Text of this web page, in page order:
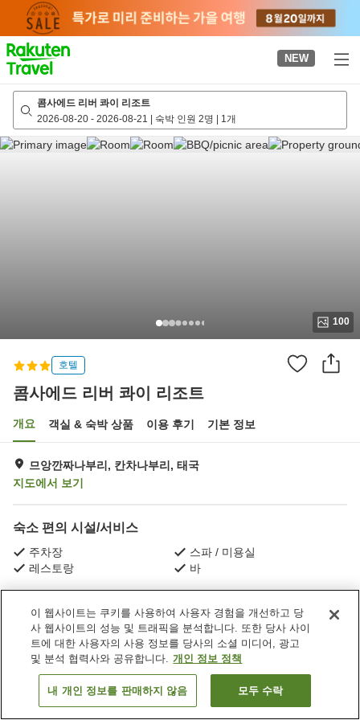
page
NEW
콤사에드 리버 콰이 리조트
2026-08-20 - 2026-08-21 | 숙박 인원 2명 | 1개
100
호텔
콤사에드 리버 콰이 리조트
개요 객실 & 숙박 상품 이용 후기 기본 정보
므앙깐짜나부리, 칸차나부리, 태국
지도에서 보기
숙소 편의 시설/서비스
주차장
스파 / 미용실
레스토랑
바
태국 칸차나부리
므앙깐짜나부리
콤사에드 리버 콰이 리조트
객실 보기
이 웹사이트는 쿠키를 사용하여 사용자 경험을 개선하고 당
사 웹사이트의 성능 및 트래픽을 분석합니다. 또한 당사 사이
트에 대한 사용자의 사용 정보를 당사의 소셜 미디어, 광고
및 분석 협력사와 공유합니다. 개인 정보 정책
내 개인 정보를 판매하지 않음 모두 수락